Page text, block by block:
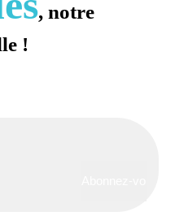
, notre
!